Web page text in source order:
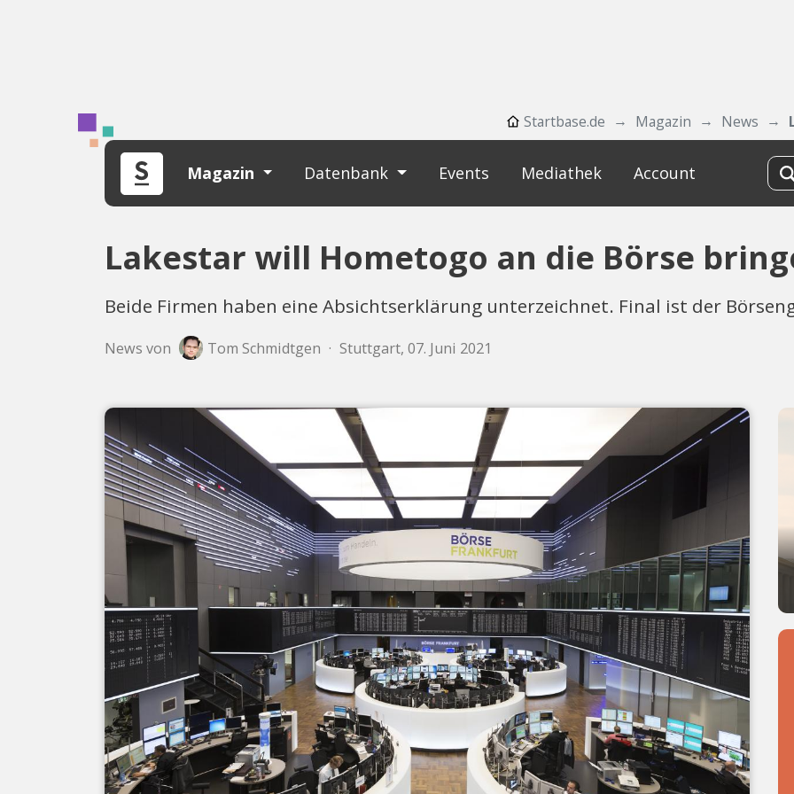
Startbase.de Magazin News
Magazin Datenbank Events Mediathek Account
Lakestar will Hometogo an die Börse
Beide Firmen haben eine Absichtserklärung unterzeichnet. Final ist der
News von Tom Schmidtgen · Stuttgart, 07. Juni 2021